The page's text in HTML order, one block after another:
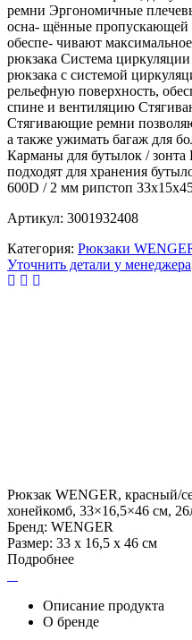
ремни Эргономичные
осна- щённые пропускающей
обеспе- чивают
рюкзака Система
рюкзака с системой
рельефную поверхность,
спине и вентиляцию
Стягивающие ремни
а также ужимать багаж для
Карманы для бутылок / зонта
подходят для хранения
600D / 2 мм рипстоп
Артикул: 3001932408
Категория: Рюкзаки
Уточнить детали у менеджера
Рюкзак WENGER, красный/
хонейкомб, 33×16,5×46 см,
Бренд: WENGER
Размер: 33 x 16,5 x 46 см
Подробнее
Описание продукта
О бренде